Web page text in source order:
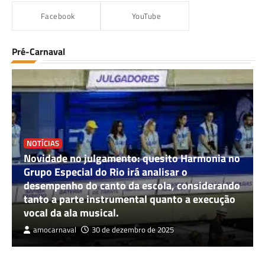
Facebook YouTube
Pré-Carnaval
NOTÍCIAS
Novidade no julgamento: quesito Harmonia no
Grupo Especial do Rio irá analisar o
desempenho do canto da escola, considerando
tanto a parte instrumental quanto a execução
vocal da ala musical.
amocarnaval 30 de dezembro de 2025